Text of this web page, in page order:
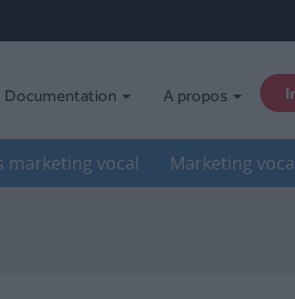
Documentation A propos
marketing vocal Marketing